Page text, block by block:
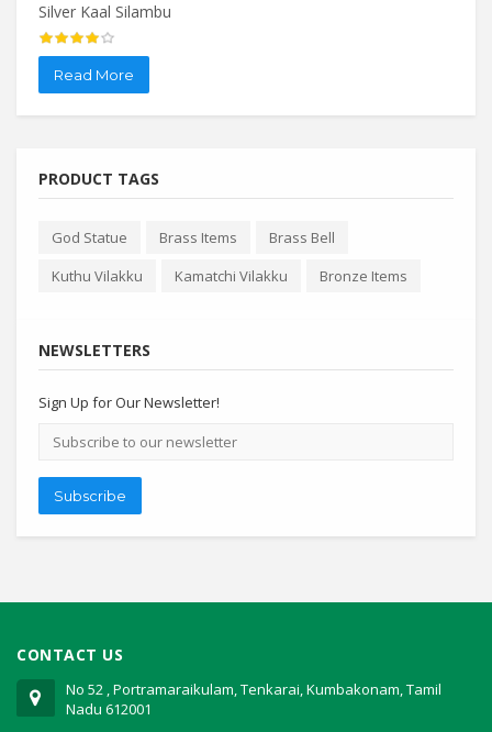
Silver Kaal Silambu
Read More
PRODUCT TAGS
God Statue Brass Items
Brass Bell
Kuthu Vilakku
Kamatchi Vilakku Bronze Items
NEWSLETTERS
Sign Up for Our Newsletter!
Email
address
Subscribe
CONTACT US
No 52 , Portramaraikulam, Tenkarai, Kumbakonam, Tamil
Nadu 612001